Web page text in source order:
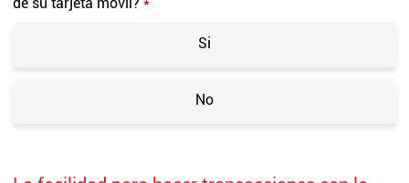
de su tarjeta móvil? *
Si
No